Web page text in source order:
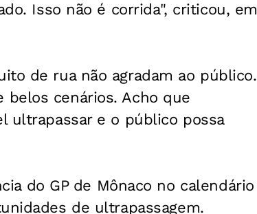
Isso não é corrida", criticou, em
de rua não agradam ao público.
belos cenários. Acho que
ultrapassar e o público possa
do GP de Mônaco no calendário
de ultrapassagem.